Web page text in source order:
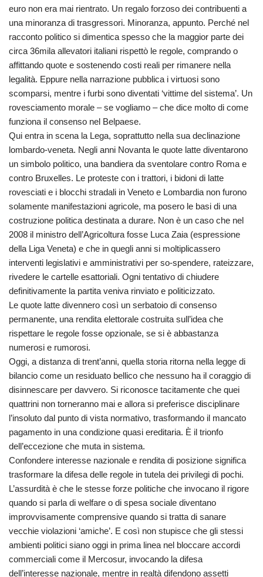
euro non era mai rientrato. Un regalo forzoso dei contribuenti a
una minoranza di trasgressori. Minoranza, appunto. Perché nel
racconto politico si dimentica spesso che la maggior parte dei
circa 36mila allevatori italiani rispettò le regole, comprando o
affittando quote e sostenendo costi reali per rimanere nella
legalità. Eppure nella narrazione pubblica i virtuosi sono
scomparsi, mentre i furbi sono diventati ‘vittime del sistema’. Un
rovesciamento morale – se vogliamo – che dice molto di come
funziona il consenso nel Belpaese.
Qui entra in scena la Lega, soprattutto nella sua declinazione
lombardo-veneta. Negli anni Novanta le quote latte diventarono
un simbolo politico, una bandiera da sventolare contro Roma e
contro Bruxelles. Le proteste con i trattori, i bidoni di latte
rovesciati e i blocchi stradali in Veneto e Lombardia non furono
solamente manifestazioni agricole, ma posero le basi di una
costruzione politica destinata a durare. Non è un caso che nel
2008 il ministro dell’Agricoltura fosse Luca Zaia (espressione
della Liga Veneta) e che in quegli anni si moltiplicassero
interventi legislativi e amministrativi per so-spendere, rateizzare,
rivedere le cartelle esattoriali. Ogni tentativo di chiudere
definitivamente la partita veniva rinviato e politicizzato.
Le quote latte divennero così un serbatoio di consenso
permanente, una rendita elettorale costruita sull’idea che
rispettare le regole fosse opzionale, se si è abbastanza
numerosi e rumorosi.
Oggi, a distanza di trent’anni, quella storia ritorna nella legge di
bilancio come un residuato bellico che nessuno ha il coraggio di
disinnescare per davvero. Si riconosce tacitamente che quei
quattrini non torneranno mai e allora si preferisce disciplinare
l’insoluto dal punto di vista normativo, trasformando il mancato
pagamento in una condizione quasi ereditaria. È il trionfo
dell’eccezione che muta in sistema.
Confondere interesse nazionale e rendita di posizione significa
trasformare la difesa delle regole in tutela dei privilegi di pochi.
L’assurdità è che le stesse forze politiche che invocano il rigore
quando si parla di welfare o di spesa sociale diventano
improvvisamente comprensive quando si tratta di sanare
vecchie violazioni ‘amiche’. E così non stupisce che gli stessi
ambienti politici siano oggi in prima linea nel bloccare accordi
commerciali come il Mercosur, invocando la difesa
dell’interesse nazionale, mentre in realtà difendono assetti